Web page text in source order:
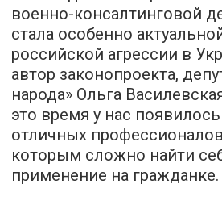
военно-консалтинговой
стала особенно
российской агрессии в
автор законопроекта,
народа» Ольга
это время у нас
отличных
которым сложно найти
применение на гражданке.